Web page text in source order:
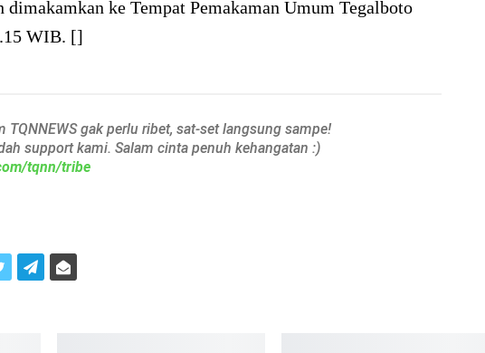
dimakamkan ke Tempat Pemakaman Umum Tegalboto
WIB. []
TQNNEWS gak perlu ribet, sat-set langsung sampe!
support kami. Salam cinta penuh kehangatan :)
tqnn/tribe